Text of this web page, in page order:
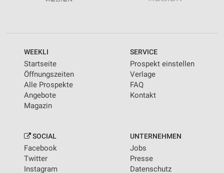
WEEKLI
Startseite
Öffnungszeiten
Alle Prospekte
Angebote
Magazin
SERVICE
Prospekt einstellen
Verlage
FAQ
Kontakt
SOCIAL
Facebook
Twitter
Instagram
UNTERNEHMEN
Jobs
Presse
Datenschutz